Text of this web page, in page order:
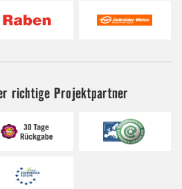
richtige Projektpartner